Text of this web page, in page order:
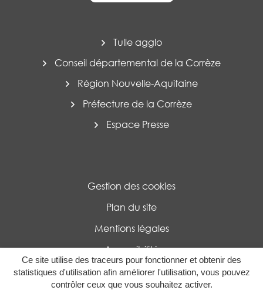
Ce site utilise des traceurs pour fonctionner et obtenir des
statistiques d'utilisation afin améliorer l'utilisation, vous pouvez
contrôler ceux que vous souhaitez activer.
Tulle agglo
Conseil départemental de la Corrèze
Région Nouvelle-Aquitaine
Préfecture de la Corrèze
Espace Presse
Gestion des cookies
Plan du site
Mentions légales
Accessibilité
Politique de confidentialité